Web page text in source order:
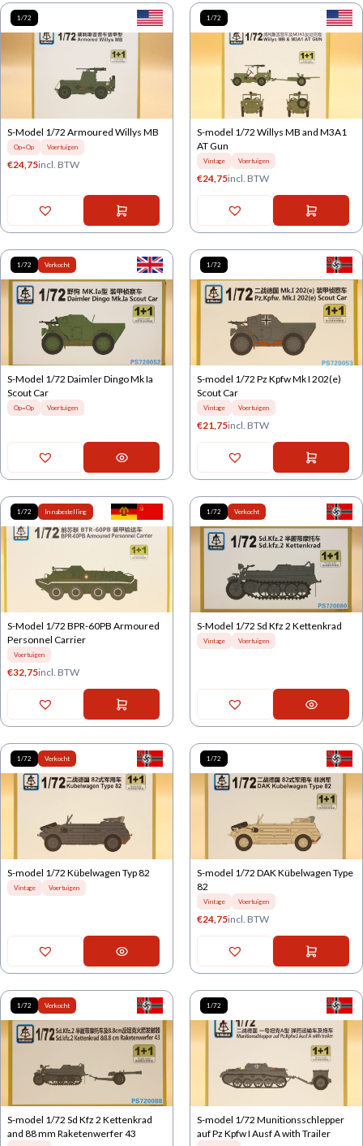
1/72
S-Model 1/72 Armoured Willys MB
Op=Op Voertuigen
€24,75incl. BTW
1/72
S-model 1/72 Willys MB and M3A1
AT Gun
Vintage Voertuigen
€24,75incl. BTW
1/72 Verkocht
S-Model 1/72 Daimler Dingo Mk Ia
Scout Car
Op=Op Voertuigen
1/72
S-model 1/72 Pz Kpfw Mk I 202(e)
Scout Car
Vintage Voertuigen
€21,75incl. BTW
1/72 In nabestelling
S-Model 1/72 BPR-60PB Armoured
Personnel Carrier
Voertuigen
€32,75incl. BTW
1/72 Verkocht
S-Model 1/72 Sd Kfz 2 Kettenkrad
Vintage Voertuigen
1/72 Verkocht
S-model 1/72 Kübelwagen Typ 82
Vintage Voertuigen
1/72
S-model 1/72 DAK Kübelwagen Type
82
Vintage Voertuigen
€24,75incl. BTW
1/72 Verkocht
S-model 1/72 Sd Kfz 2 Kettenkrad
and 88 mm Raketenwerfer 43
1/72
S-model 1/72 Munitionsschlepper
auf Pz Kpfw I Ausf A with Trailer